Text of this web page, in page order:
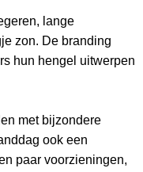
lange
zon. De branding
hun hengel uitwerpen
met bijzondere
ook een
paar voorzieningen,